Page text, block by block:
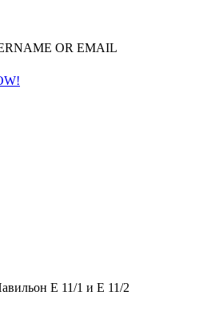
OR EMAIL
Е 11/1 и Е 11/2